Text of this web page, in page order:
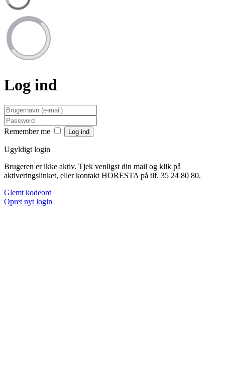
Log ind
Remember me
Ugyldigt login
Brugeren er ikke aktiv. Tjek venligst din mail og klik på
aktiveringslinket, eller kontakt HORESTA på tlf. 35 24 80 80.
Glemt kodeord
Opret nyt login